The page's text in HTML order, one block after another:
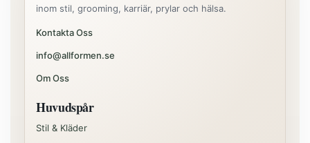
inom stil, grooming, karriär, prylar och hälsa.
Kontakta Oss
info@allformen.se
Om Oss
Huvudspår
Stil & Kläder